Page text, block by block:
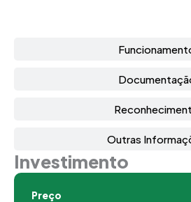
Outras
Investimento
Preço